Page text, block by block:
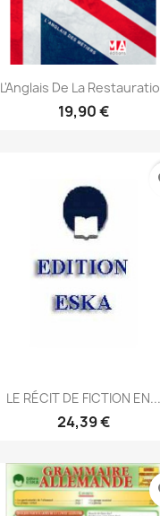
Aperçu rapide
L'Anglais De La
19,90 €
Aperçu rapide
LE RÉCIT DE FICTION EN...
24,39 €